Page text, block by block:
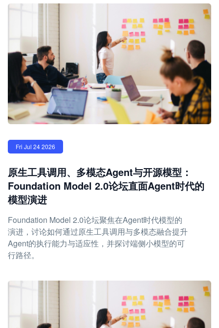
Fri Jul 24 2026
原生工具调用、多模态Agent与开源模型：
Foundation Model 2.0论坛直面Agent时代的
模型演进
Foundation Model 2.0论坛聚焦在Agent时代模型的
演进，讨论如何通过原生工具调用与多模态融合提升
Agent的执行能力与适应性，并探讨端侧小模型的可
行路径。